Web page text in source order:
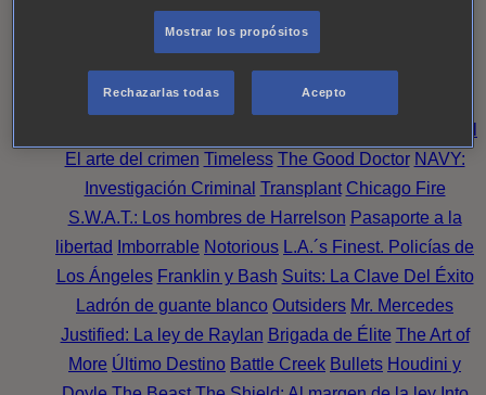
Magpie Murders Blindspot Coyote
Reckoning: Ajuste de Cuentas
Noche Wild Bill Mentes Criminales Candice Renoir
Absentia Harrow Bulletproof Annika Lincoln Rhyme:
El arte del crimen Timeless The Good Doctor NAVY:
Investigación Criminal Transplant Chicago Fire
S.W.A.T.: Los hombres de Harrelson Pasaporte a la
libertad
Imborrable Notorious L.A.´s Finest. Policías de
Los Ángeles Franklin y Bash Suits: La Clave Del Éxito
Ladrón de guante blanco Outsiders Mr. Mercedes
Justified: La ley de Raylan Brigada de Élite The Art of
More Último Destino Battle Creek Bullets Houdini y
Mostrar los propósitos
Rechazarlas todas Acepto